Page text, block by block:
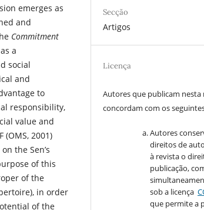
emerges as
and
Commitment
a
social
and
to
responsibility,
value and
2001)
the Sen’s
of this
of the
in order
of the
Secção
Artigos
Licença
Autores que publicam nesta
concordam com os
Autores
direitos de
à revista o
publicação,
sob a licença
que permite a